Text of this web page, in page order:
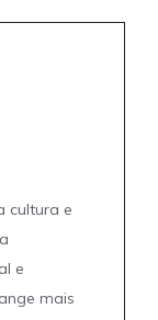
cultura e
e
mais